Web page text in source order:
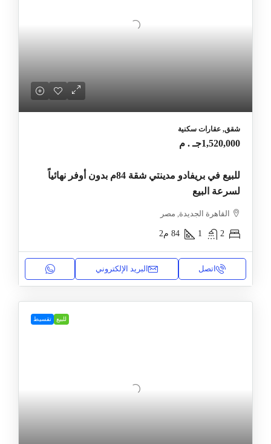
شقق, عقارات سكنية
1,520,000جـ . م
للبيع في بريفادو مدينتي شقة 84م بدون أوفر نهائياً
لسرعة البيع
القاهرة الجديدة, مصر
2
1
84 م2
اتصل البريد الإلكتروني
للبيع تقسيط